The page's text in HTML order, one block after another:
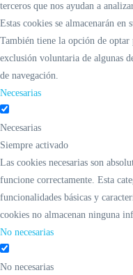
terceros que nos ayudan a
Estas cookies se almacenarán en
También tiene la opción de
exclusión voluntaria de algunas
de navegación.
Necesarias
Necesarias
Siempre activado
Las cookies necesarias son
funcione correctamente. Esta
funcionalidades básicas y
cookies no almacenan ninguna
No necesarias
No necesarias